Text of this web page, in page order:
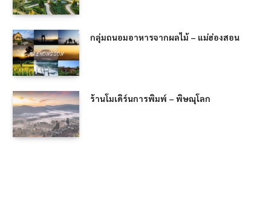
กลุ่มถนอมอาหารจากผลไม้ – แม่ฮ่องสอน
ร้านโมเดิร์นการพิมพ์ – พิษณุโลก